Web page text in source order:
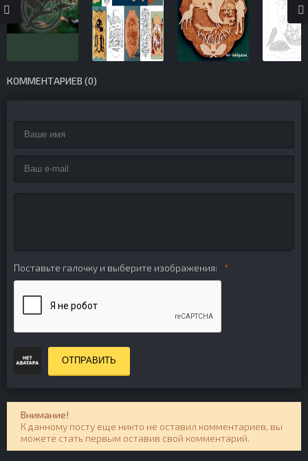
КОММЕНТАРИЕВ (0)
Поставьте галочку и выберите изображения:
ОТПРАВИТЬ
Внимание!
К данному посту еще никто не оставил комментариев, вы
можете стать первым оставив свой комментарий.